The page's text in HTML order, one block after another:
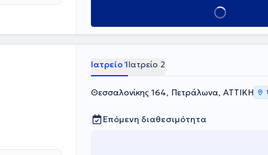
εργαστεί σε
Κλείσε ραντεβού
Ιατρείο 1Ιατρείο 2
Θεσσαλονίκης 164, Πετράλωνα, ΑΤΤΙΚΗ
Επόμενη διαθεσιμότητα